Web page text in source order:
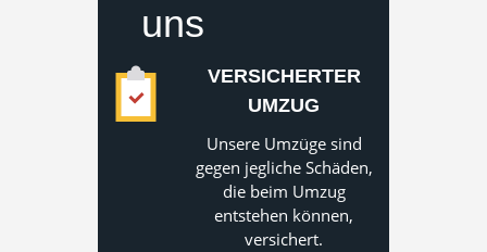
uns
VERSICHERTER
UMZUG
Unsere Umzüge sind
gegen jegliche Schäden,
die beim Umzug
entstehen können,
versichert.